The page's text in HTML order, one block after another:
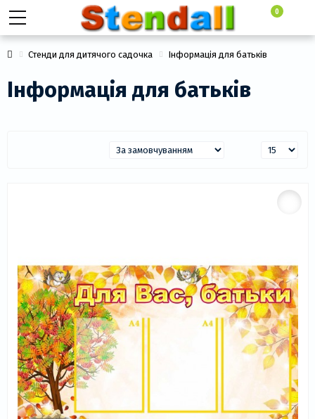
0
Стенди для дитячого садочка Інформація для батьків
Інформація для батьків